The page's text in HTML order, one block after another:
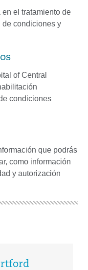
el tratamiento de
de condiciones y
of Central
condiciones
que podrás
como información
y autorización